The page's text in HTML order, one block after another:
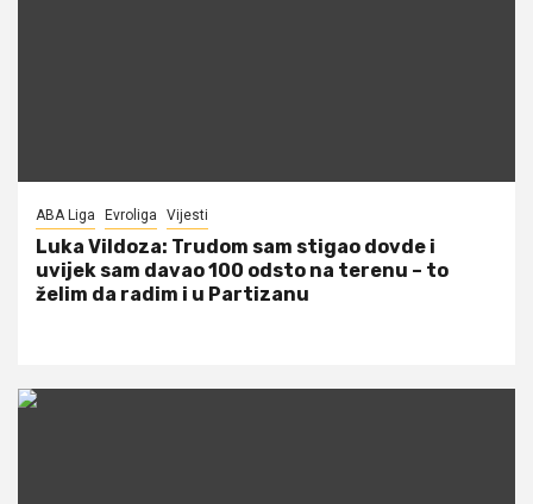
ABA Liga Evroliga Vijesti
Luka Vildoza: Trudom sam stigao dovde i
uvijek sam davao 100 odsto na terenu – to
želim da radim i u Partizanu